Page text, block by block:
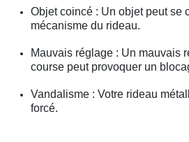
Objet coincé : Un objet peut se
mécanisme du rideau.
Mauvais réglage : Un mauvais
course peut provoquer un
Vandalisme : Votre rideau
forcé.